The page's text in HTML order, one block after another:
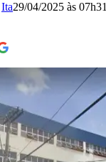
Ita29/04/2025 às 07h31